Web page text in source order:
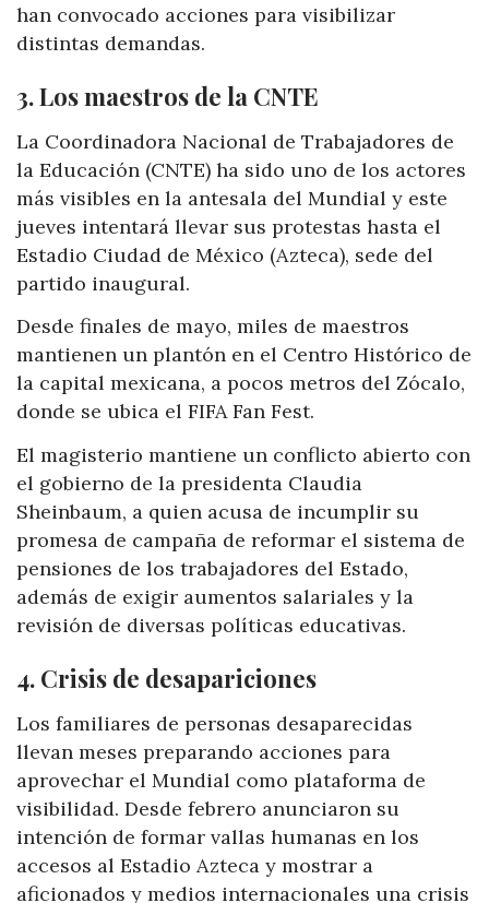
han convocado acciones para visibilizar
distintas demandas.
3. Los maestros de la CNTE
La Coordinadora Nacional de Trabajadores de
la Educación (CNTE) ha sido uno de los actores
más visibles en la antesala del Mundial y este
jueves intentará llevar sus protestas hasta el
Estadio Ciudad de México (Azteca), sede del
partido inaugural.
Desde finales de mayo, miles de maestros
mantienen un plantón en el Centro Histórico de
la capital mexicana, a pocos metros del Zócalo,
donde se ubica el FIFA Fan Fest.
El magisterio mantiene un conflicto abierto con
el gobierno de la presidenta Claudia
Sheinbaum, a quien acusa de incumplir su
promesa de campaña de reformar el sistema de
pensiones de los trabajadores del Estado,
además de exigir aumentos salariales y la
revisión de diversas políticas educativas.
4. Crisis de desapariciones
Los familiares de personas desaparecidas
llevan meses preparando acciones para
aprovechar el Mundial como plataforma de
visibilidad. Desde febrero anunciaron su
intención de formar vallas humanas en los
accesos al Estadio Azteca y mostrar a
aficionados y medios internacionales una crisis